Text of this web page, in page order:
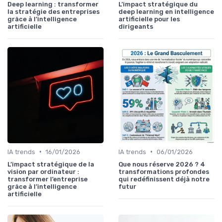
Deep learning : transformer
la stratégie des entreprises
grâce à l’intelligence
artificielle
L’impact stratégique du
deep learning en intelligence
artificielle pour les
dirigeants
IA trends • 16/01/2026
L’impact stratégique de la
vision par ordinateur :
transformer l’entreprise
grâce à l’intelligence
artificielle
IA trends • 06/01/2026
Que nous réserve 2026 ? 4
transformations profondes
qui redéfinissent déjà notre
futur